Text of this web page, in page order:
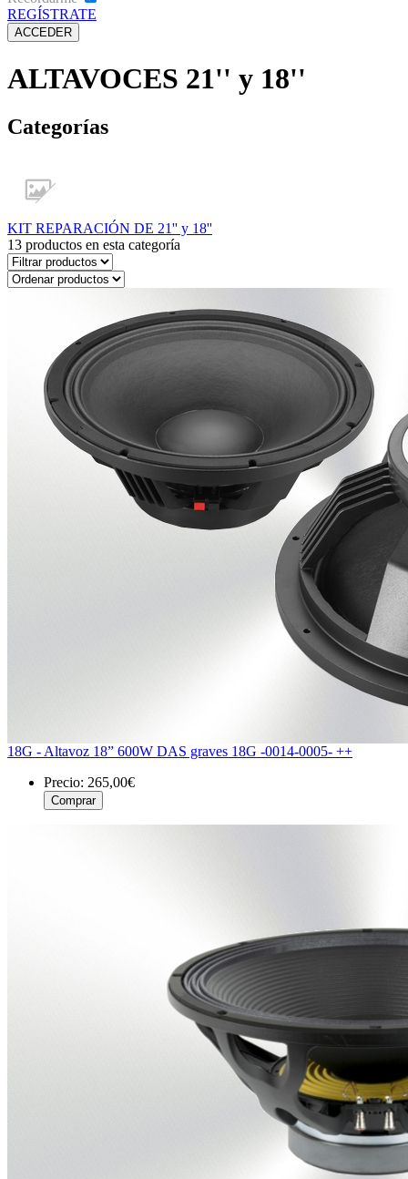
REGÍSTRATE
ALTAVOCES 21'' y 18''
Categorías
KIT REPARACIÓN DE 21'' y 18''
13 productos en esta categoría
18G - Altavoz 18” 600W DAS graves 18G -0014-0005- ++
Precio: 265,00€